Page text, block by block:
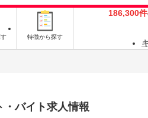
特徴から探す
186,300件
・バイト求人情報